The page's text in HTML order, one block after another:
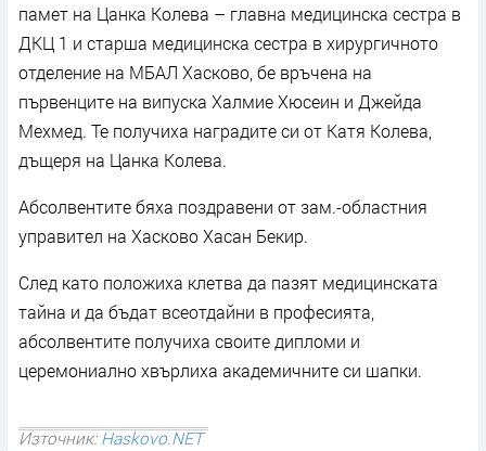
памет на Цанка Колева – главна медицинска сестра в
ДКЦ 1 и старша медицинска сестра в хирургичното
отделение на МБАЛ Хасково, бе връчена на
първенците на випуска Халмие Хюсеин и Джейда
Мехмед. Те получиха наградите си от Катя Колева,
дъщеря на Цанка Колева.
Абсолвентите бяха поздравени от зам.-областния
управител на Хасково Хасан Бекир.
След като положиха клетва да пазят медицинската
тайна и да бъдат всеотдайни в професията,
абсолвентите получиха своите дипломи и
церемониално хвърлиха академичните си шапки.
Източник:Haskovo.NET